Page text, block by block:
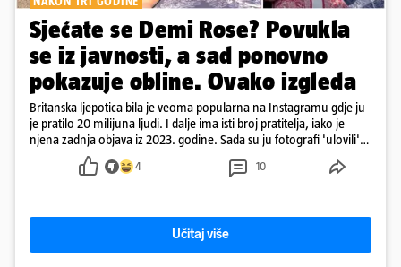
Sjećate se Demi Rose? Povukla
se iz javnosti, a sad ponovno
pokazuje obline. Ovako izgleda
Britanska ljepotica bila je veoma popularna na Instagramu gdje ju
je pratilo 20 milijuna ljudi. I dalje ima isti broj pratitelja, iako je
njena zadnja objava iz 2023. godine. Sada su ju fotografi 'ulovili'
4 10
Učitaj više